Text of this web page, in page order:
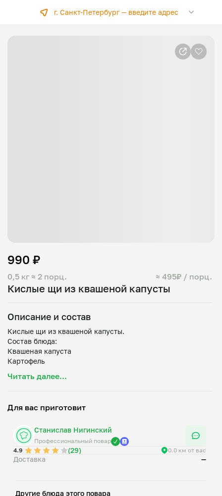
г. Санкт-Петербург —введите адрес
Кислые щи из квашеной капусты
0,5 кг ≈ 2 порц. ≈ 495₽ / порц.
990 ₽
Описание и состав
Кислые щи из квашеной капусты.
Состав блюда:
Квашеная капуста
Картофель
Морковь
Томат-паста
Читать далее...
Для вас приготовит
Станислав Нигинский
Профессиональный повар
4.9
(29) 0.0 км от вас
Доставка —
Другие блюда этого повара